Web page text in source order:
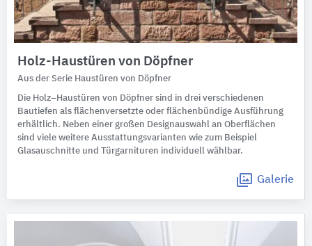
Holz-Haustüren von Döpfner
Aus der Serie Haustüren von Döpfner
Die Holz–Haustüren von Döpfner sind in drei verschiedenen
Bautiefen als flächenversetzte oder flächenbündige Ausführung
erhältlich. Neben einer großen Designauswahl an Oberflächen
sind viele weitere Ausstattungsvarianten wie zum Beispiel
Glasauschnitte und Türgarnituren individuell wählbar.
Galerie